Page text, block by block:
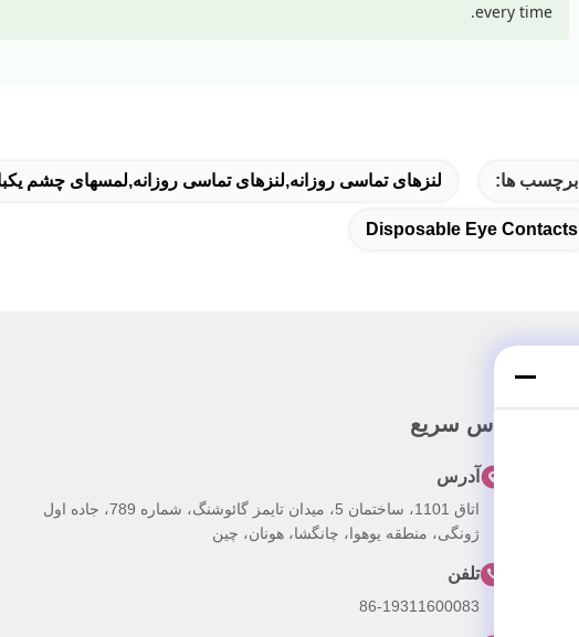
every time.
برچسب ها: لنزهای تماسی روزانه,لنزهای تماسی روزانه,لمسهای چشم
Disposable Eye Contacts
تماس سریع
آدرس
اتاق 1101، ساختمان 5، میدان تایمز گائوشنگ، شماره 789، جاده اول
ژونگی، منطقه یوهوا، چانگشا، هونان، چین
تلفن
86-19311600083